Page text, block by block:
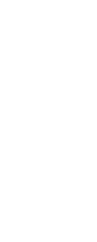
Vuelve a ver el
101TV: arranca
La artista
la
décadas han
desde lugares
así le da su
La frase se
mesa una
LGTBIQ+